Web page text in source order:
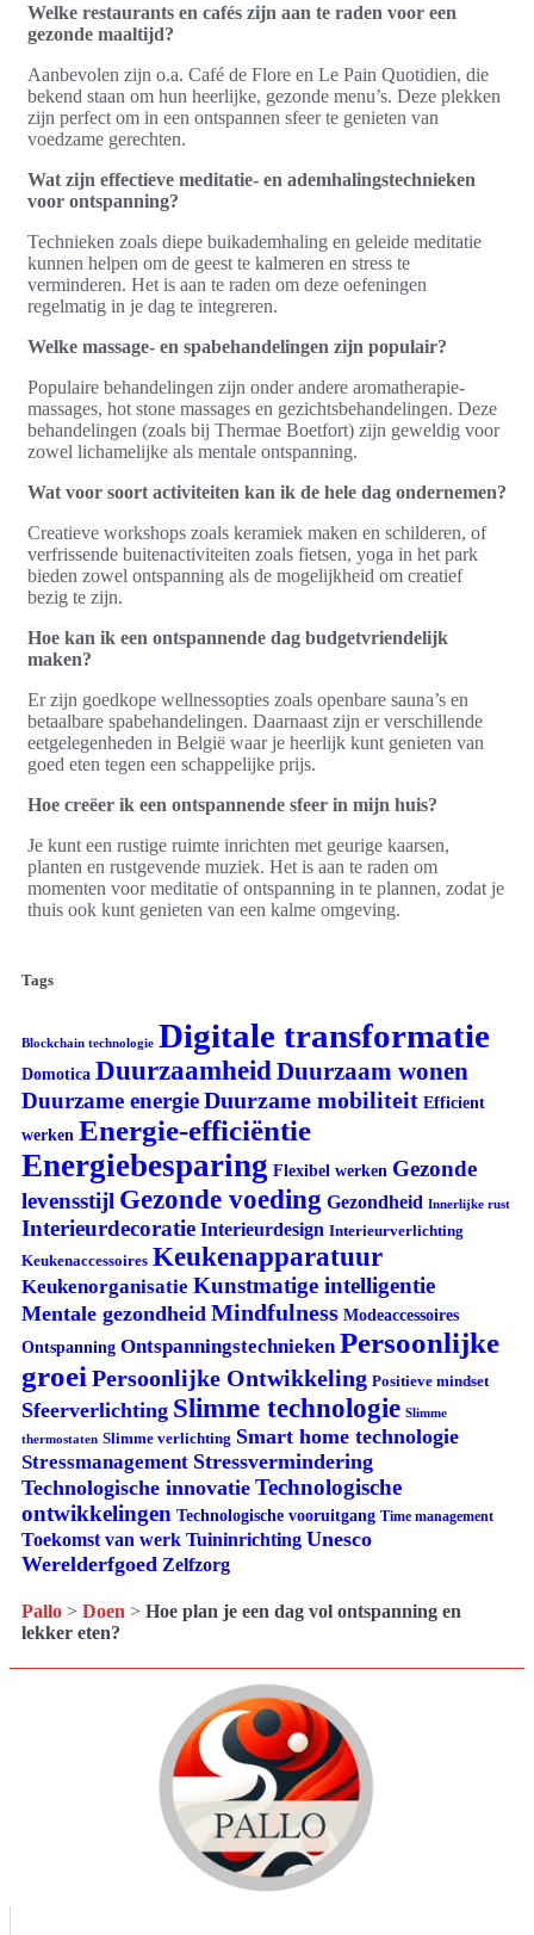
Welke restaurants en cafés zijn aan te raden voor een
gezonde maaltijd?
Aanbevolen zijn o.a. Café de Flore en Le Pain Quotidien, die
bekend staan om hun heerlijke, gezonde menu’s. Deze plekken
zijn perfect om in een ontspannen sfeer te genieten van
voedzame gerechten.
Wat zijn effectieve meditatie- en ademhalingstechnieken
voor ontspanning?
Technieken zoals diepe buikademhaling en geleide meditatie
kunnen helpen om de geest te kalmeren en stress te
verminderen. Het is aan te raden om deze oefeningen
regelmatig in je dag te integreren.
Welke massage- en spabehandelingen zijn populair?
Populaire behandelingen zijn onder andere aromatherapie-
massages, hot stone massages en gezichtsbehandelingen. Deze
behandelingen (zoals bij Thermae Boetfort) zijn geweldig voor
zowel lichamelijke als mentale ontspanning.
Wat voor soort activiteiten kan ik de hele dag ondernemen?
Creatieve workshops zoals keramiek maken en schilderen, of
verfrissende buitenactiviteiten zoals fietsen, yoga in het park
bieden zowel ontspanning als de mogelijkheid om creatief
bezig te zijn.
Hoe kan ik een ontspannende dag budgetvriendelijk
maken?
Er zijn goedkope wellnessopties zoals openbare sauna’s en
betaalbare spabehandelingen. Daarnaast zijn er verschillende
eetgelegenheden in België waar je heerlijk kunt genieten van
goed eten tegen een schappelijke prijs.
Hoe creëer ik een ontspannende sfeer in mijn huis?
Je kunt een rustige ruimte inrichten met geurige kaarsen,
planten en rustgevende muziek. Het is aan te raden om
momenten voor meditatie of ontspanning in te plannen, zodat je
thuis ook kunt genieten van een kalme omgeving.
Tags
Blockchain technologie Digitale transformatie
Domotica DuurzaamheidDuurzaam wonen
Duurzame energieDuurzame mobiliteit Efficient
werken Energie-efficiëntie
Energiebesparing Flexibel werken Gezonde
levensstijl Gezonde voeding Gezondheid Innerlijke rust
Interieurdecoratie Interieurdesign Interieurverlichting
Keukenaccessoires Keukenapparatuur
Keukenorganisatie Kunstmatige intelligentie
Mentale gezondheid Mindfulness Modeaccessoires
Ontspanning Ontspanningstechnieken Persoonlijke
groei Persoonlijke Ontwikkeling Positieve mindset
Sfeerverlichting Slimme technologie Slimme
thermostaten Slimme verlichting Smart home technologie
Stressmanagement Stressvermindering
Technologische innovatie Technologische
ontwikkelingen Technologische vooruitgang Time management
Toekomst van werk Tuininrichting Unesco
Werelderfgoed Zelfzorg
Pallo > Doen > Hoe plan je een dag vol ontspanning en
lekker eten?